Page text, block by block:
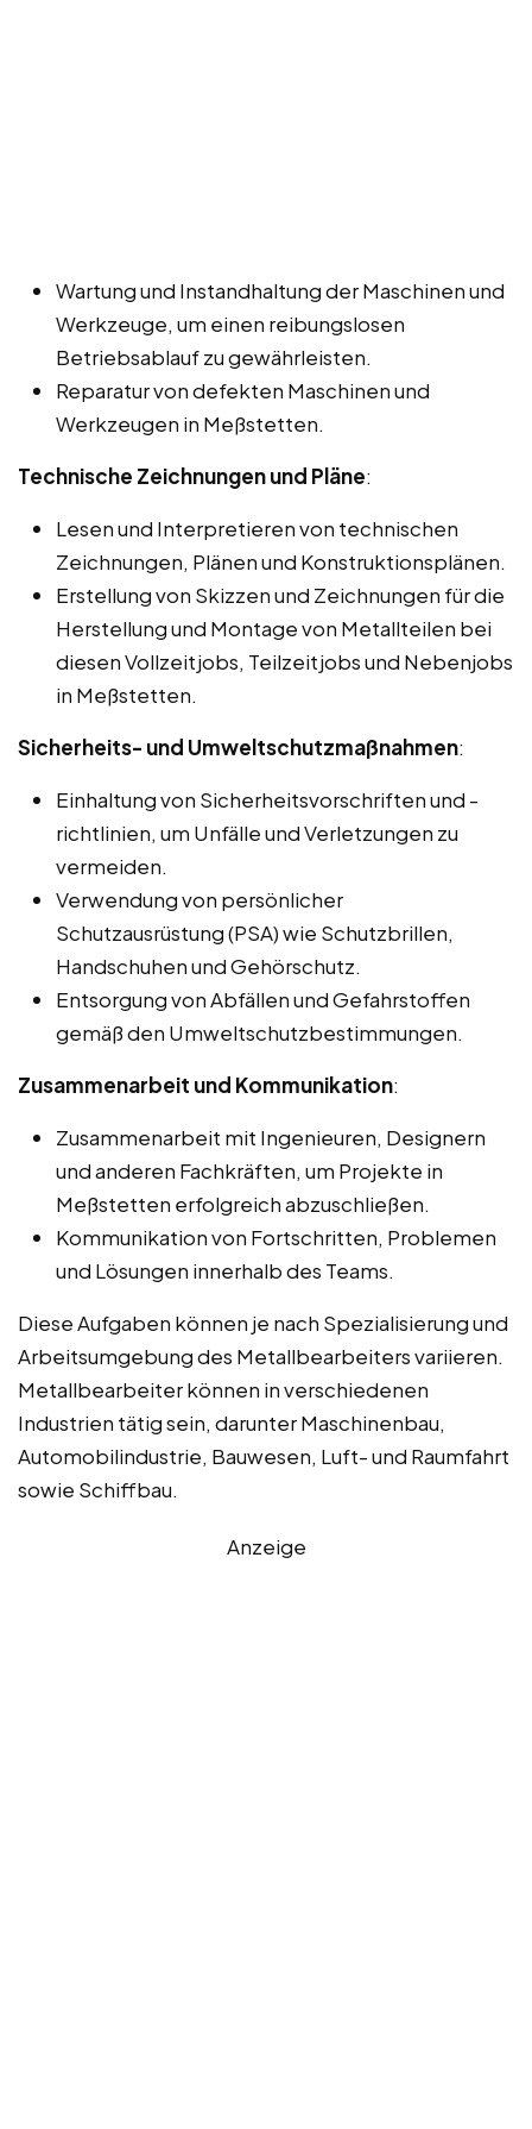
Wartung und Instandhaltung der Maschinen und
Werkzeuge, um einen reibungslosen
Betriebsablauf zu gewährleisten.
Reparatur von defekten Maschinen und
Werkzeugen in Meßstetten.
Technische Zeichnungen und Pläne:
Lesen und Interpretieren von technischen
Zeichnungen, Plänen und Konstruktionsplänen.
Erstellung von Skizzen und Zeichnungen für die
Herstellung und Montage von Metallteilen bei
diesen Vollzeitjobs, Teilzeitjobs und Nebenjobs
in Meßstetten.
Sicherheits- und Umweltschutzmaßnahmen:
Einhaltung von Sicherheitsvorschriften und -
richtlinien, um Unfälle und Verletzungen zu
vermeiden.
Verwendung von persönlicher
Schutzausrüstung (PSA) wie Schutzbrillen,
Handschuhen und Gehörschutz.
Entsorgung von Abfällen und Gefahrstoffen
gemäß den Umweltschutzbestimmungen.
Zusammenarbeit und Kommunikation:
Zusammenarbeit mit Ingenieuren, Designern
und anderen Fachkräften, um Projekte in
Meßstetten erfolgreich abzuschließen.
Kommunikation von Fortschritten, Problemen
und Lösungen innerhalb des Teams.
Diese Aufgaben können je nach Spezialisierung und
Arbeitsumgebung des Metallbearbeiters variieren.
Metallbearbeiter können in verschiedenen
Industrien tätig sein, darunter Maschinenbau,
Automobilindustrie, Bauwesen, Luft- und Raumfahrt
sowie Schiffbau.
Anzeige